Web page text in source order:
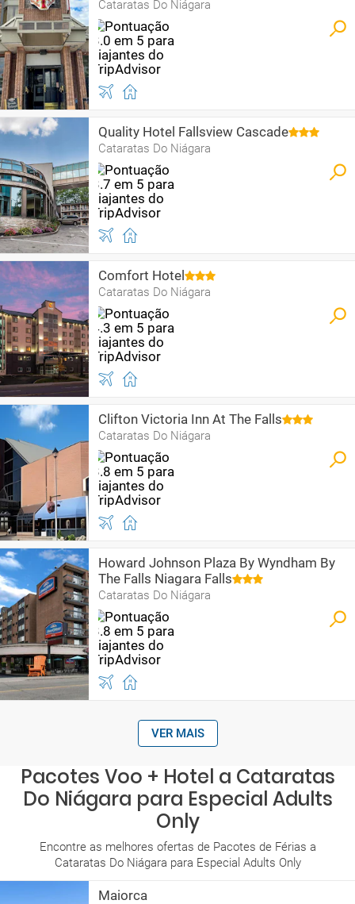
Cataratas Do Niágara
Quality Hotel Fallsview Cascade
Cataratas Do Niágara
Comfort Hotel
Cataratas Do Niágara
Clifton Victoria Inn At The Falls
Cataratas Do Niágara
Howard Johnson Plaza By Wyndham By
The Falls Niagara Falls
Cataratas Do Niágara
VER MAIS
Pacotes Voo + Hotel a Cataratas
Do Niágara para Especial Adults
Only
Encontre as melhores ofertas de Pacotes de Férias a
Cataratas Do Niágara para Especial Adults Only
Maiorca